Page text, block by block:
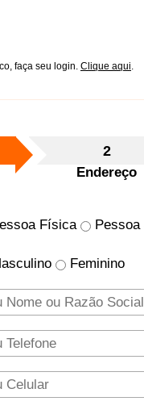
faça seu login. Clique aqui.
2
Endereço
Física Pessoa
Feminino